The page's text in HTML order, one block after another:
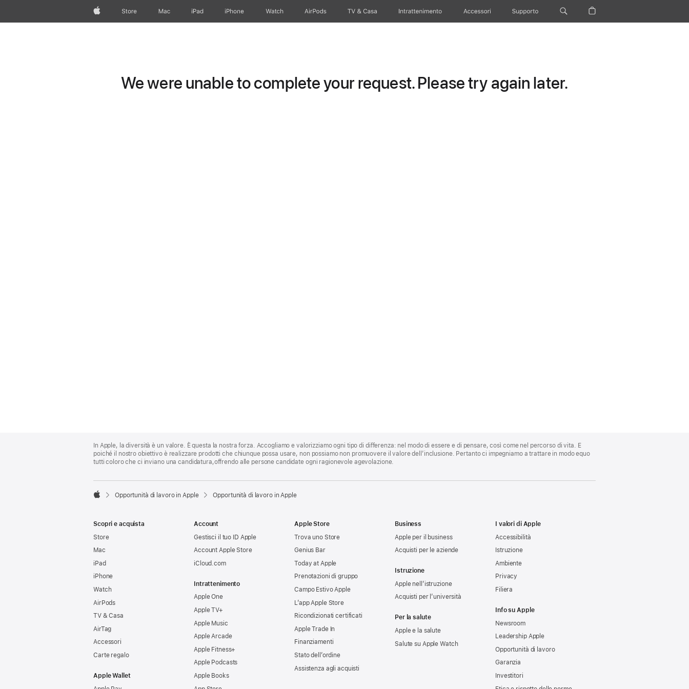
AppleStore Mac iPad iPhone Watch AirPods TV & Casa Intrattenimento Accessori Supporto
We were unable to complete your request. Please try again later.
Footer
In Apple, la diversità è un valore. È questa la nostra forza. Accogliamo e valorizziamo ogni tipo di differenza: nel modo di essere e di pensare, così come nel percorso di vita. E
poiché il nostro obiettivo è realizzare prodotti che chiunque possa usare, non possiamo non promuovere il valore dell’inclusione. Pertanto ci impegniamo a trattare in modo equo
tutti coloro che ci inviano una candidatura,offrendo alle persone candidate ogni ragionevole agevolazione.

Opportunità di lavoro in Apple Opportunità di lavoro in Apple
Scopri e acquista
Store
Mac
iPad
iPhone
Watch
AirPods
TV & Casa
AirTag
Accessori
Carte regalo
Apple Wallet
Account
Gestisci il tuo ID Apple
Account Apple Store
iCloud.com
Intrattenimento
Apple One
Apple TV+
Apple Music
Apple Arcade
Apple Fitness+
Apple Podcasts
Apple Books
Apple Store
Trova uno Store
Genius Bar
Today at Apple
Prenotazioni di gruppo
Campo Estivo Apple
L’app Apple Store
Ricondizionati certificati
Apple Trade In
Finanziamenti
Stato dell’ordine
Assistenza agli acquisti
Business
Apple per il business
Acquisti per le aziende
Istruzione
Apple nell’istruzione
Acquisti per l’università
Per la salute
Apple e la salute
Salute su Apple Watch
I valori di Apple
Accessibilità
Istruzione
Ambiente
Privacy
Filiera
Info su Apple
Newsroom
Leadership Apple
Opportunità di lavoro
Garanzia
Investitori